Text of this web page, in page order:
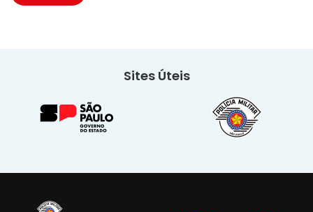
Sites Úteis